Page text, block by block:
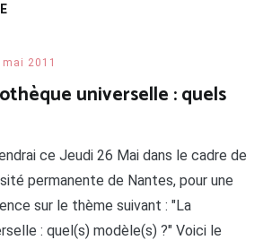
mai 2011
universelle : quels
ce Jeudi 26 Mai dans le cadre de
permanente de Nantes, pour une
sur le thème suivant : "La
: quel(s) modèle(s) ?" Voici le